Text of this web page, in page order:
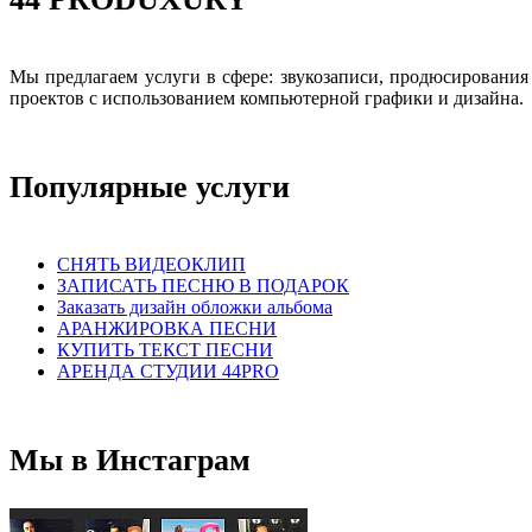
Мы предлагаем услуги в сфере: звукозаписи,
проектов с использованием компьютерной графики и дизайна.
Популярные услуги
СНЯТЬ ВИДЕОКЛИП
ЗАПИСАТЬ ПЕСНЮ В ПОДАРОК
Заказать дизайн обложки альбома
АРАНЖИРОВКА ПЕСНИ
КУПИТЬ ТЕКСТ ПЕСНИ
АРЕНДА СТУДИИ 44PRO
Мы в Инстаграм